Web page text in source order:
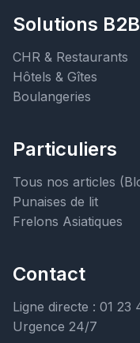
Solutions B2B
CHR & Restaurants
Hôtels & Gîtes
Boulangeries
Particuliers
Tous nos articles
Punaises de lit
Frelons Asiatiques
Contact
Ligne directe : 01 23
Urgence 24/7